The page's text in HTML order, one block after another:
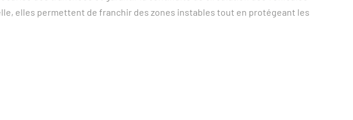
elles permettent de franchir des zones instables tout en protégeant les